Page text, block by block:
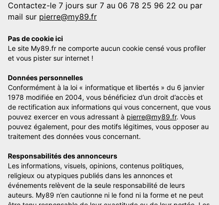
Contactez-le 7 jours sur 7 au 06 78 25 96 22 ou par
mail sur pierre@my89.fr
Pas de cookie ici
Le site My89.fr ne comporte aucun cookie censé vous profiler
et vous pister sur internet !
Données personnelles
Conformément à la loi « informatique et libertés » du 6 janvier
1978 modifiée en 2004, vous bénéficiez d’un droit d’accès et
de rectification aux informations qui vous concernent, que vous
pouvez exercer en vous adressant à pierre@my89.fr. Vous
pouvez également, pour des motifs légitimes, vous opposer au
traitement des données vous concernant.
Responsabilités des annonceurs
Les informations, visuels, opinions, contenus politiques,
religieux ou atypiques publiés dans les annonces et
événements relèvent de la seule responsabilité de leurs
auteurs. My89 n’en cautionne ni le fond ni la forme et ne peut